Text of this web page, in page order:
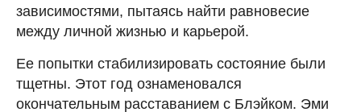
зависимостями, пытаясь найти равновесие
между личной жизнью и карьерой.
Ее попытки стабилизировать состояние были
тщетны. Этот год ознаменовался
окончательным расставанием с Блэйком. Эми